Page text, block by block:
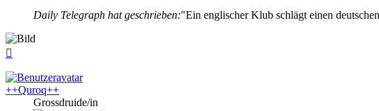
Daily Telegraph hat geschrieben:"Ein englischer Klub schlägt einen
++Quroq++
Grossdruide/in